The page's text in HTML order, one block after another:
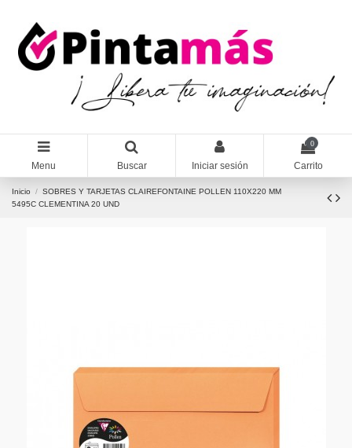
Menu Buscar Iniciar sesión
0
Carrito
Inicio
SOBRES Y TARJETAS CLAIREFONTAINE POLLEN 110X220 MM
5495C CLEMENTINA 20 UND